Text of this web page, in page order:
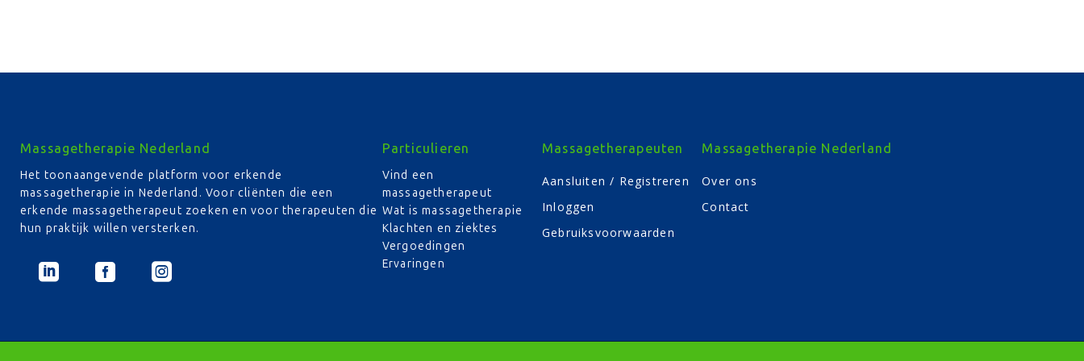
Massagetherapie Nederland
Het toonaangevende platform voor erkende
massagetherapie in Nederland. Voor cliënten die een
erkende massagetherapeut zoeken en voor therapeuten die
hun praktijk willen versterken.
  
Particulieren
Vind een
massagetherapeut
Wat is massagetherapie
Klachten en ziektes
Vergoedingen
Ervaringen
Massagetherapeuten
Aansluiten / Registreren
Inloggen
Gebruiksvoorwaarden
Massagetherapie Nederland
Over ons
Contact